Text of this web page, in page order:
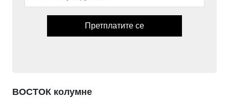
Претплатите се
ВОСТОК колумне